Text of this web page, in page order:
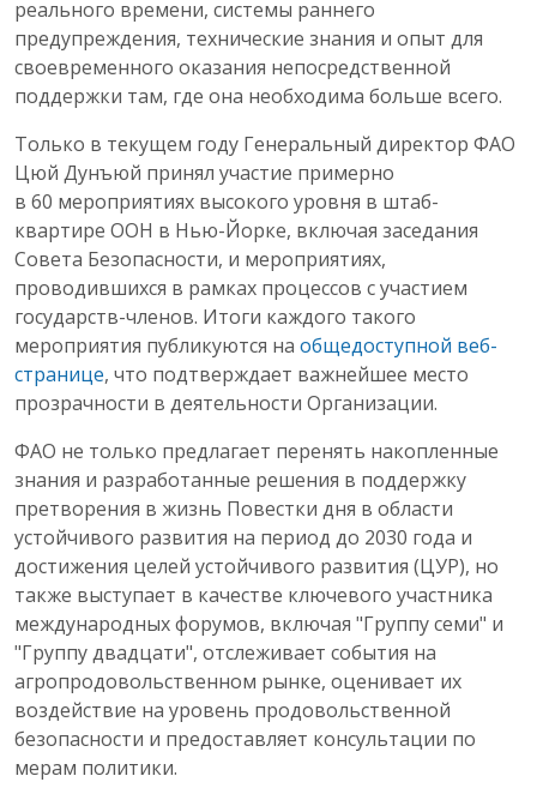
реального времени, системы раннего
предупреждения, технические знания и опыт для
своевременного оказания непосредственной
поддержки там, где она необходима больше всего.
Только в текущем году Генеральный директор ФАО
Цюй Дунъюй принял участие примерно
в 60 мероприятиях высокого уровня в штаб-
квартире ООН в Нью-Йорке, включая заседания
Совета Безопасности, и мероприятиях,
проводившихся в рамках процессов с участием
государств-членов. Итоги каждого такого
мероприятия публикуются на общедоступной веб-
странице, что подтверждает важнейшее место
прозрачности в деятельности Организации.
ФАО не только предлагает перенять накопленные
знания и разработанные решения в поддержку
претворения в жизнь Повестки дня в области
устойчивого развития на период до 2030 года и
достижения целей устойчивого развития (ЦУР), но
также выступает в качестве ключевого участника
международных форумов, включая "Группу семи" и
"Группу двадцати", отслеживает события на
агропродовольственном рынке, оценивает их
воздействие на уровень продовольственной
безопасности и предоставляет консультации по
мерам политики.